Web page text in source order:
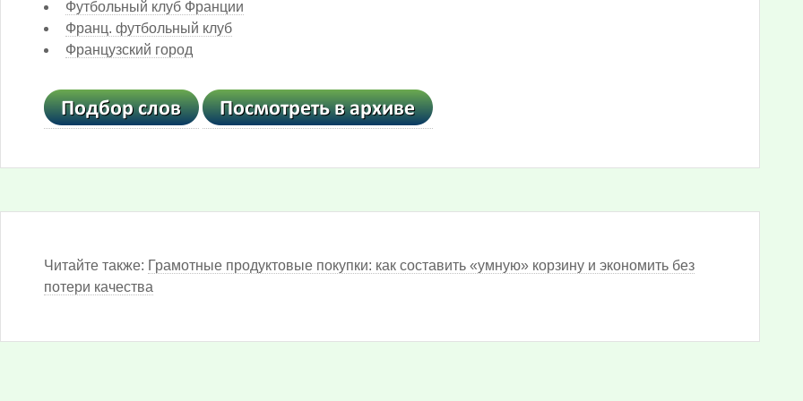
Футбольный клуб Франции
Франц. футбольный клуб
Французский город
Читайте также: Грамотные продуктовые покупки: как составить «умную» корзину и экономить без
потери качества